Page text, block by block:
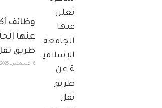
وظائف
عنها
طريق
6 أغسطس، 2026